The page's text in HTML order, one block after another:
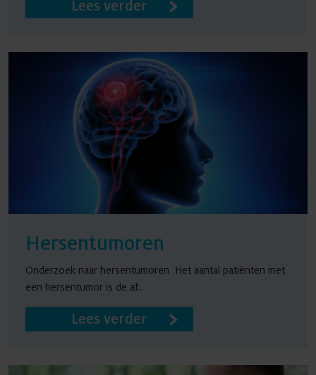
Lees verder
Hersentumoren
Onderzoek naar hersentumoren Het aantal patiënten met
een hersentumor is de af...
Lees verder